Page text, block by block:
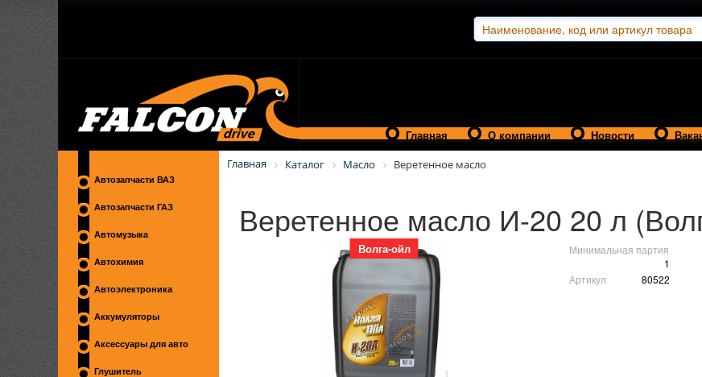
Главная О компании Новости
Автозапчасти ВАЗ
Автозапчасти ГАЗ
Автомузыка
Автохимия
Автоэлектроника
Аккумуляторы
Аксессуары для авто
Глушитель
Главная Каталог Масло Веретенное масло
Веретенное масло И-20 20 л
Волга-ойл
Минимальная партия
1
Артикул
80522